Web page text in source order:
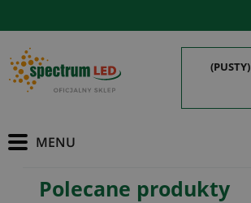
(PUSTY)
Polecane produkty